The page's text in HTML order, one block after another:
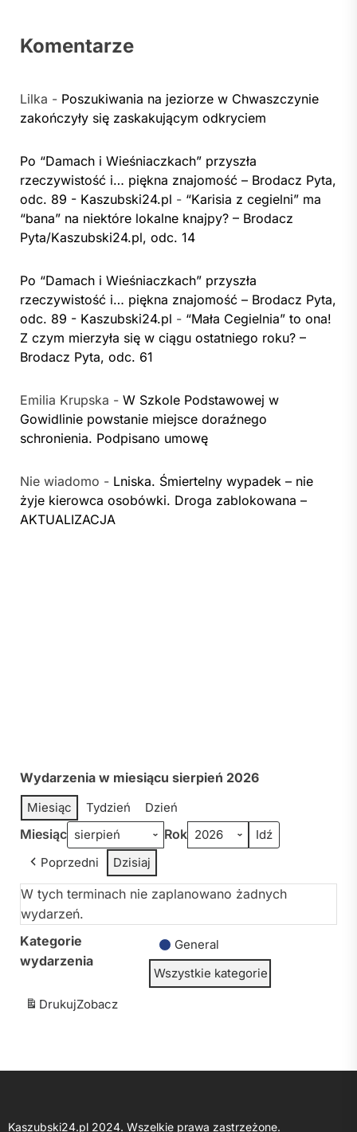
Komentarze
Lilka - Poszukiwania na jeziorze w Chwaszczynie
zakończyły się zaskakującym odkryciem
Po “Damach i Wieśniaczkach” przyszła
rzeczywistość i… piękna znajomość – Brodacz Pyta,
odc. 89 - Kaszubski24.pl - “Karisia z cegielni” ma
“bana” na niektóre lokalne knajpy? – Brodacz
Pyta/Kaszubski24.pl, odc. 14
Po “Damach i Wieśniaczkach” przyszła
rzeczywistość i… piękna znajomość – Brodacz Pyta,
odc. 89 - Kaszubski24.pl - “Mała Cegielnia” to ona!
Z czym mierzyła się w ciągu ostatniego roku? –
Brodacz Pyta, odc. 61
Emilia Krupska - W Szkole Podstawowej w
Gowidlinie powstanie miejsce doraźnego
schronienia. Podpisano umowę
Nie wiadomo - Lniska. Śmiertelny wypadek – nie
żyje kierowca osobówki. Droga zablokowana –
AKTUALIZACJA
Wydarzenia w miesiącu sierpień 2026
Miesiąc Tydzień Dzień
Miesiąc Rok
Poprzedni Dzisiaj
W tych terminach nie zaplanowano żadnych
wydarzeń.
Kategorie
wydarzenia
General
Wszystkie kategorie
DrukujZobacz
Kaszubski24.pl 2024. Wszelkie prawa zastrzeżone.